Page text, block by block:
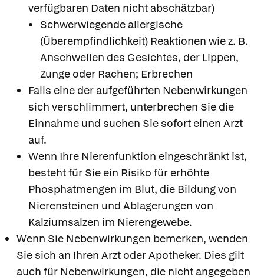
verfügbaren Daten nicht abschätzbar)
Schwerwiegende allergische
(Überempfindlichkeit) Reaktionen wie z. B.
Anschwellen des Gesichtes, der Lippen,
Zunge oder Rachen; Erbrechen
Falls eine der aufgeführten Nebenwirkungen
sich verschlimmert, unterbrechen Sie die
Einnahme und suchen Sie sofort einen Arzt
auf.
Wenn Ihre Nierenfunktion eingeschränkt ist,
besteht für Sie ein Risiko für erhöhte
Phosphatmengen im Blut, die Bildung von
Nierensteinen und Ablagerungen von
Kalziumsalzen im Nierengewebe.
Wenn Sie Nebenwirkungen bemerken, wenden
Sie sich an Ihren Arzt oder Apotheker. Dies gilt
auch für Nebenwirkungen, die nicht angegeben